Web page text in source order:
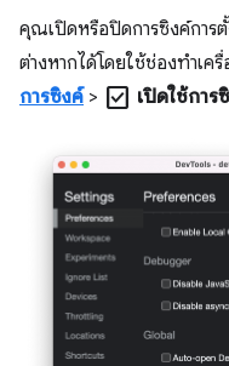
คุณเปิดหรือปิดการซิงค์การ
ต่างหากได้โดยใช้ช่องทำเค
การซิงค์> check_box เปิดใช้การ